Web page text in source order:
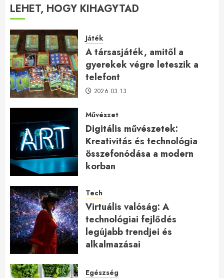
LEHET, HOGY KIHAGYTAD
Játék
A társasjáték, amitől a
gyerekek végre leteszik a
telefont
2026.03.13.
Művészet
Digitális művészetek:
Kreativitás és technológia
összefonódása a modern
korban
Tech
Virtuális valóság: A
technológiai fejlődés
legújabb trendjei és
alkalmazásai
Egészség